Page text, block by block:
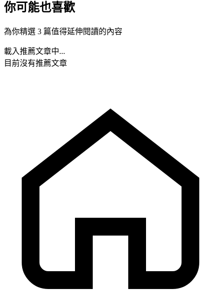
你可能也喜歡
為你精選 3 篇值得延伸閱讀的內容
載入推薦文章中...
目前沒有推薦文章